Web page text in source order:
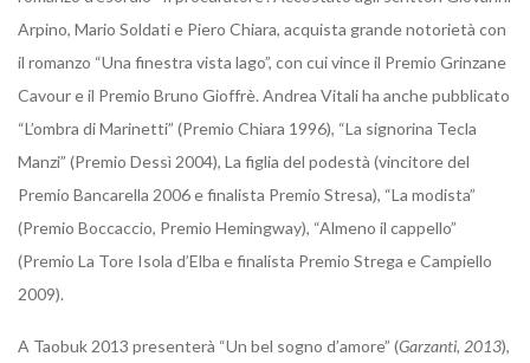
Arpino, Mario Soldati e Piero Chiara, acquista grande notorietà con
il romanzo “Una finestra vista lago”, con cui vince il Premio Grinzane
Cavour e il Premio Bruno Gioffrè. Andrea Vitali ha anche pubblicato
“L’ombra di Marinetti” (Premio Chiara 1996), “La signorina Tecla
Manzi” (Premio Dessì 2004), La figlia del podestà (vincitore del
Premio Bancarella 2006 e finalista Premio Stresa), “La modista”
(Premio Boccaccio, Premio Hemingway), “Almeno il cappello”
(Premio La Tore Isola d’Elba e finalista Premio Strega e Campiello
2009).
A Taobuk 2013 presenterà “Un bel sogno d’amore” (Garzanti, 2013),